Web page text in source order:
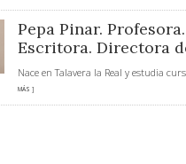
Pepa Pinar. Profesora.
Escritora. Directora
Nace en Talavera la Real y estudia
MÁS ]